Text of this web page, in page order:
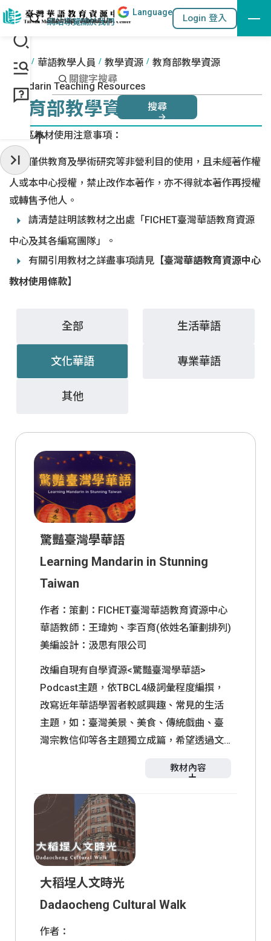
跳到主要內容區塊
::: 站內搜尋
網站導覽關於我們
Language
Login 登入
:::
首頁 華語教學人員 教學資源 教育部教學資源
Mandarin Teaching Resources
教育部教學資源 搜尋
本區教材使用注意事項：
僅供教育及學術研究等非營利目的使用，且未經著作權
人或本中心授權，禁止改作本著作，亦不得就本著作再授權
或轉售予他人。
請清楚註明該教材之出處「FICHET臺灣華語教育資源
中心及其各編寫團隊」。
有關引用教材之詳盡事項請見 【臺灣華語教育資源中心
教材使用條款】
全部 生活華語
文化華語 專業華語
其他
驚豔臺灣學華語
Learning Mandarin in Stunning
Taiwan
作者：策劃：FICHET臺灣華語教育資源中心
華語教師：王瑋姁、李百育(依姓名筆劃排列)
美編設計：汲思有限公司
改編自現有自學資源<驚豔臺灣學華語>
Podcast主題，依TBCL4級詞彙程度編撰，
改寫近年華語學習者較感興趣、常見的生活
主題，如：臺灣美景、美食、傳統戲曲、臺
灣宗教信仰等各主題獨立成篇，希望透過文
本站「華語學習者」→「華語自學」資源 <
驚豔臺灣學華語> Podcast 與相關補充資源
請參考「自學專區資源補充」連結。
教材內容
單元完整版
太魯閣步道
臺北101
阿里山
國立故宮博物
院
角色扮演
自學專區資源補充
大稻埕人文時光
Dadaocheng Cultural Walk
作者：
收起常用服務